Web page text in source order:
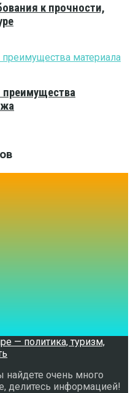
к прочности,
преимущества
найдете очень много
делитесь информацией!